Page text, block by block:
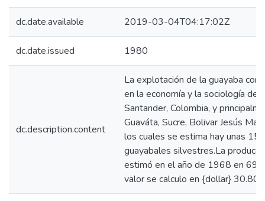
dc.date.available 2019-03-04T04:17:02Z
dc.date.issued 1980
dc.description.content
La explotación de la guayaba
en la economía y la sociología
Santander, Colombia, y
Guaváta, Sucre, Bolivar Jesús
los cuales se estima hay unas
guayabales silvestres.La
estimó en el año de 1968 en
valor se calculo en {dollar}